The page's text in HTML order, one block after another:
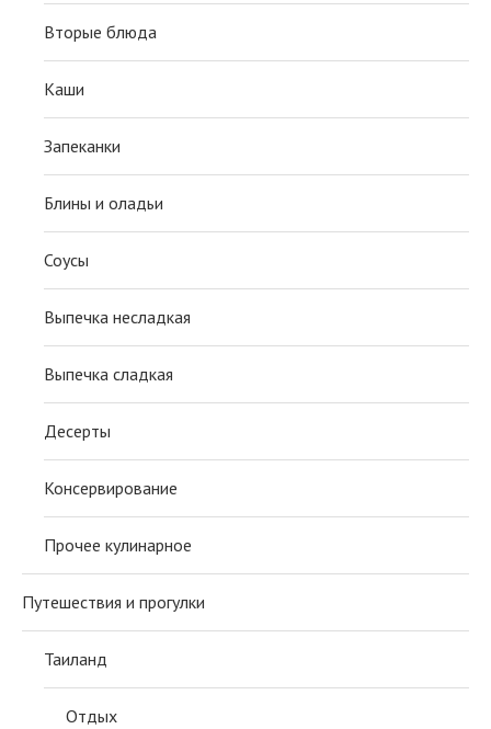
Вторые блюда
Каши
Запеканки
Блины и оладьи
Соусы
Выпечка несладкая
Выпечка сладкая
Десерты
Консервирование
Прочее кулинарное
Путешествия и прогулки
Таиланд
Отдых